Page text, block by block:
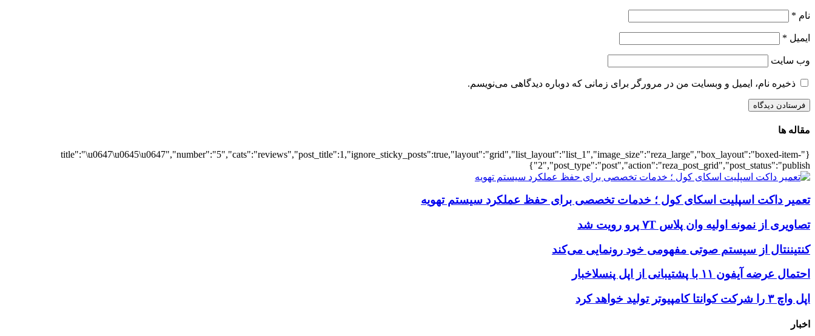
نام *
ایمیل *
وب‌ سایت
ذخیره نام، ایمیل و وبسایت من در مرورگر برای زمانی که دوباره دیدگاهی می‌نویسم.
مقاله ها
{"title":"\u0647\u0645\u0647","number":"5","cats":"reviews","post_title":1,"ignore_sticky_posts":true,"layout":"grid","list_layout":"list_1","image_size":"reza_large","box_layout":"boxed-item-
2","post_type":"post","action":"reza_post_grid","post_status":"publish"}
تعمیر داکت اسپلیت اسکای کول ؛ خدمات تخصصی برای حفظ عملکرد سیستم تهویه
تصاویری از نمونه اولیه وان پلاس ۷T پرو رویت شد
کنتیننتال از سیستم صوتی مفهومی خود رونمایی می‌کند
احتمال عرضه آیفون ۱۱ با پشتیبانی از اپل پنسلاخبار
اپل واچ ۳ را شرکت کوانتا کامپیوتر تولید خواهد کرد
اخبار